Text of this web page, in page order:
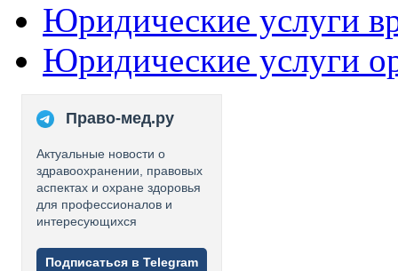
Юридические услуги
Юридические услуги
Право-мед.ру
Актуальные новости о
здравоохранении, правовых
аспектах и охране здоровья
для профессионалов и
интересующихся
Подписаться в Telegram